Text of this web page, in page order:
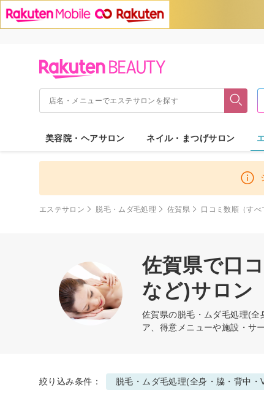
美容院・ヘアサロン ネイル・まつげサロン
エステサロン 脱毛・ムダ毛処理 佐賀県 口コミ数順（すべ
佐賀県で口
など)サロン
佐賀県の脱毛・ムダ毛処理(
ア、得意メニューや施設・サ
絞り込み条件： 脱毛・ムダ毛処理(全身・脇・背中・